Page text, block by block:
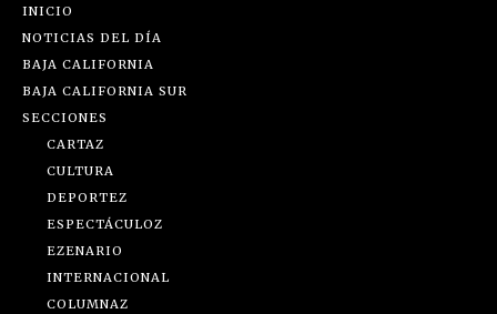
INICIO
NOTICIAS DEL DÍA
BAJA CALIFORNIA
BAJA CALIFORNIA SUR
SECCIONES
CARTAZ
CULTURA
DEPORTEZ
ESPECTÁCULOZ
EZENARIO
INTERNACIONAL
COLUMNAZ